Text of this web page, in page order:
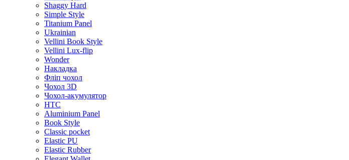
Shaggy Hard
Simple Style
Titanium Panel
Ukrainian
Vellini Book Style
Vellini Lux-flip
Wonder
Накладка
Фліп чохол
Чохол 3D
Чохол-акумулятор
HTC
Aluminium Panel
Book Style
Classic pocket
Elastic PU
Elastic Rubber